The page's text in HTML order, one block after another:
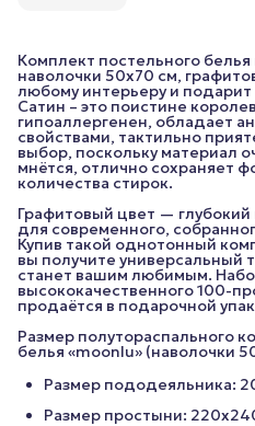
Комплект постельного
наволочки 50x70 см,
любому интерьеру и
Сатин – это поистине
гипоаллергенен, обладает
свойствами, тактильно
выбор, поскольку материал
мнётся, отлично сохраняет
количества стирок.
Графитовый цвет —
для современного,
Купив такой однотонный
вы получите универсальный
станет вашим любимым.
высококачественного 100-
продаётся в подарочной
Размер полутораспального
белья «moonlu» (наволочки
Размер пододеяльника:
Размер простыни: